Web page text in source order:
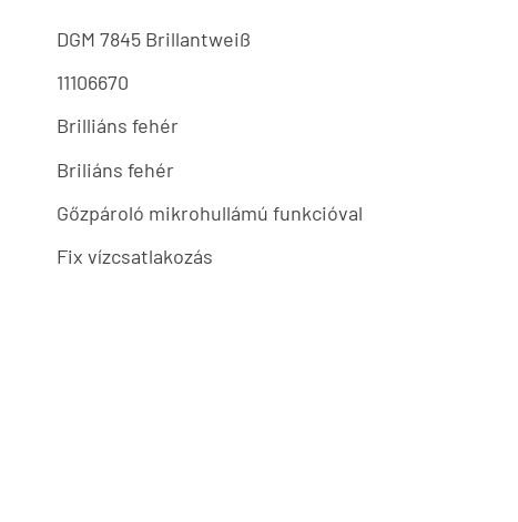
DGM 7845 Brillantweiß
11106670
Brilliáns fehér
Briliáns fehér
Gőzpároló mikrohullámú funkcióval
Fix vízcsatlakozás